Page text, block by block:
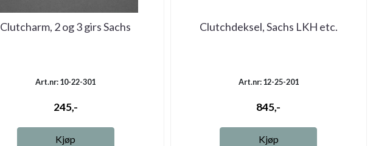
Clutcharm, 2 og 3 girs Sachs
Art.nr: 10-22-301
245,-
Kjøp
Clutchdeksel, Sachs LKH etc.
Art.nr: 12-25-201
845,-
Kjøp